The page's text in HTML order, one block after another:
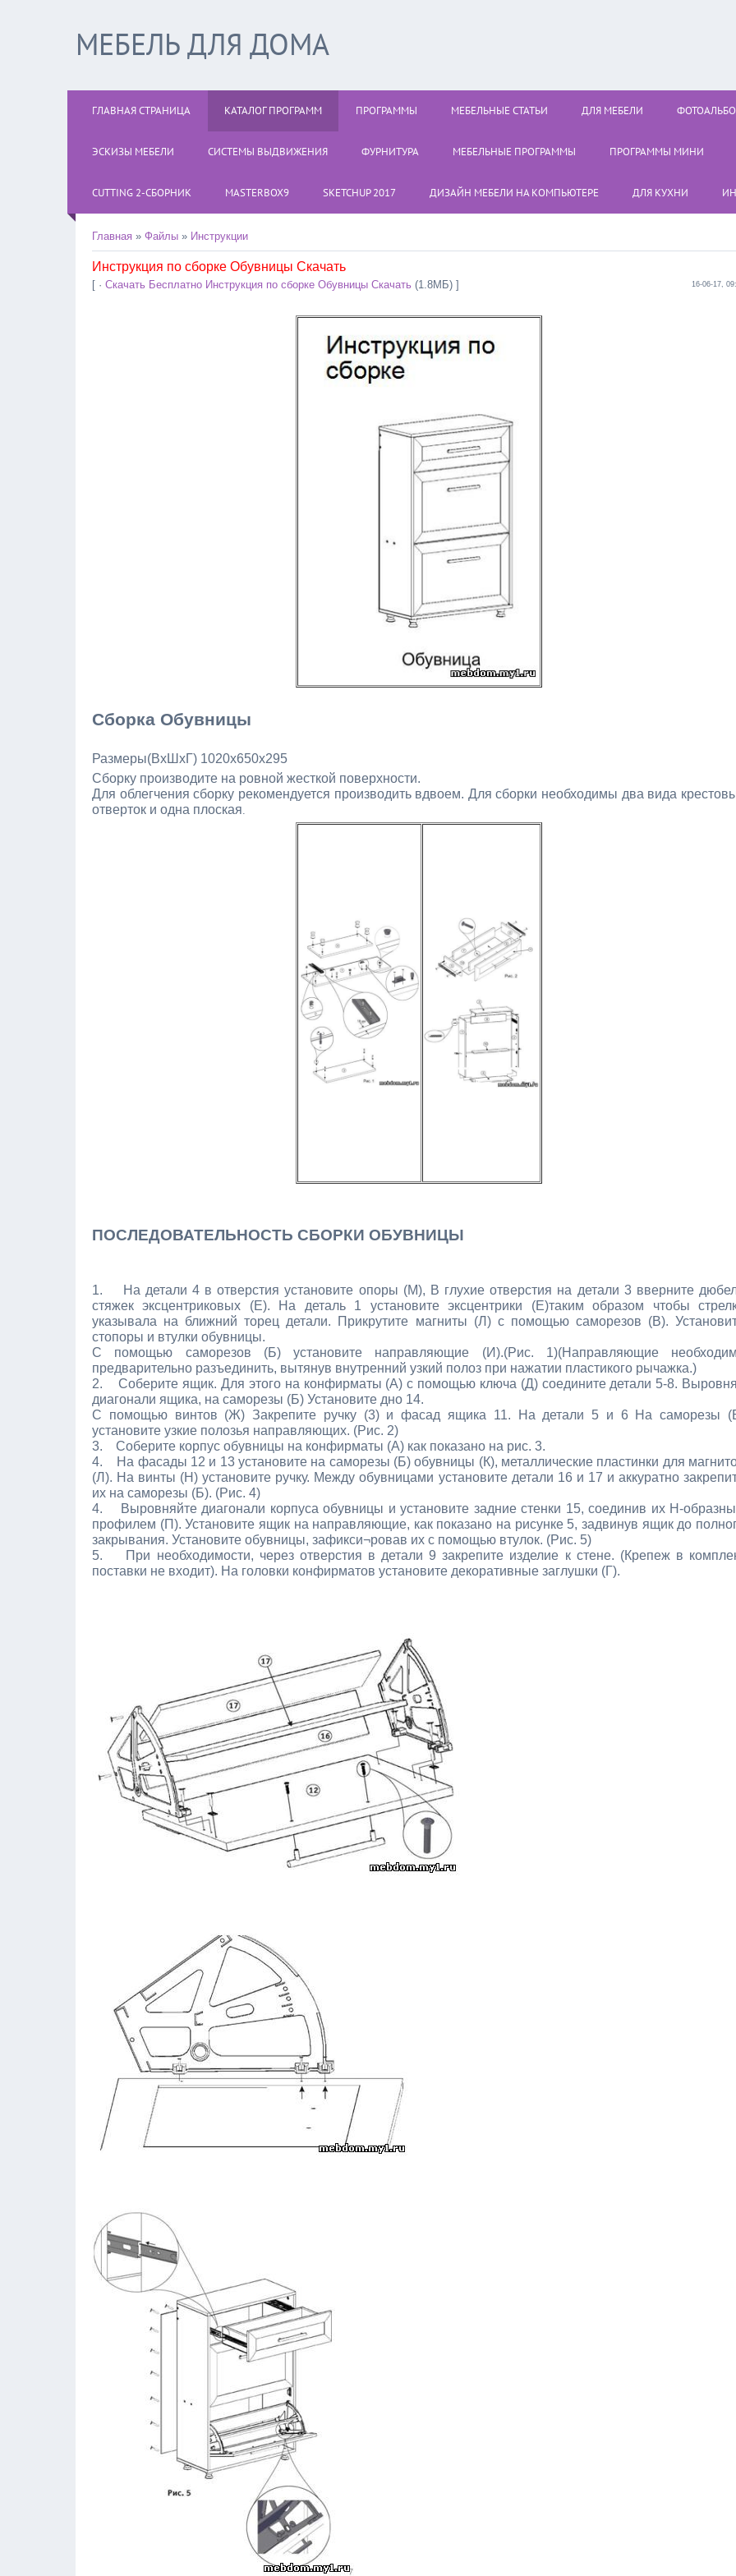
МЕБЕЛЬ ДЛЯ ДОМА
ГЛАВНАЯ СТРАНИЦА КАТАЛОГ ПРОГРАММ ПРОГРАММЫ МЕБЕЛЬНЫЕ СТАТЬИ ДЛЯ МЕБЕЛИ
ЭСКИЗЫ МЕБЕЛИ СИСТЕМЫ ВЫДВИЖЕНИЯ ФУРНИТУРА МЕБЕЛЬНЫЕ ПРОГРАММЫ ПРОГРАММЫ МИНИ
CUTTING 2-СБОРНИК MASTERBOX9 SKETCHUP 2017 ДИЗАЙН МЕБЕЛИ НА КОМПЬЮТЕРЕ ДЛЯ КУХНИ
Главная » Файлы » Инструкции
Инструкция по сборке Обувницы Скачать
[ · Скачать Бесплатно Инструкция по сборке Обувницы Скачать (1.8МБ) ] 16-06-17,
Сборка Обувницы
Размеры(ВхШхГ) 1020x650x295
Сборку производите на ровной жесткой поверхности.
Для облегчения сборку рекомендуется производить вдвоем. Для сборки необходимы два вида
отверток и одна плоская.
ПОСЛЕДОВАТЕЛЬНОСТЬ СБОРКИ ОБУВНИЦЫ
1. На детали 4 в отверстия установите опоры (М), В глухие отверстия на детали 3 вверните
стяжек эксцентриковых (Е). На деталь 1 установите эксцентрики (Е)таким образом чтобы
указывала на ближний торец детали. Прикрутите магниты (Л) с помощью саморезов (В).
стопоры и втулки обувницы.
С помощью саморезов (Б) установите направляющие (И).(Рис. 1)(Направляющие
предварительно разъединить, вытянув внутренний узкий полоз при нажатии пластикого рычажка.)
2. Соберите ящик. Для этого на конфирматы (А) с помощью ключа (Д) соедините детали 5-8.
диагонали ящика, на саморезы (Б) Установите дно 14.
С помощью винтов (Ж) Закрепите ручку (3) и фасад ящика 11. На детали 5 и 6 На саморезы
установите узкие полозья направляющих. (Рис. 2)
3. Соберите корпус обувницы на конфирматы (А) как показано на рис. 3.
4. На фасады 12 и 13 установите на саморезы (Б) обувницы (К), металлические пластинки для
(Л). На винты (Н) установите ручку. Между обувницами установите детали 16 и 17 и аккуратно
их на саморезы (Б). (Рис. 4)
4. Выровняйте диагонали корпуса обувницы и установите задние стенки 15, соединив их Н-
профилем (П). Установите ящик на направляющие, как показано на рисунке 5, задвинув ящик до
закрывания. Установите обувницы, зафикси¬ровав их с помощью втулок. (Рис. 5)
5. При необходимости, через отверстия в детали 9 закрепите изделие к стене. (Крепеж в
поставки не входит). На головки конфирматов установите декоративные заглушки (Г).